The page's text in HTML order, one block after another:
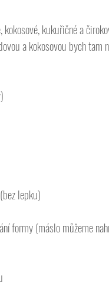
kukuřičné a
a kokosovou bych tam
lepku)
formy (máslo můžeme